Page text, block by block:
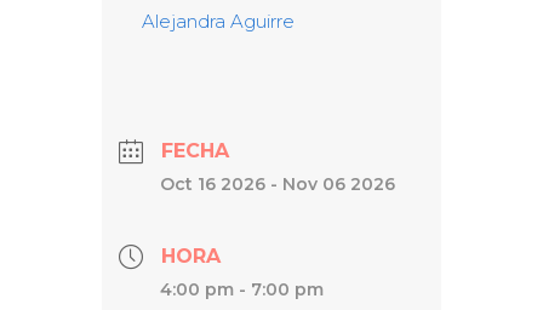
Alejandra Aguirre
FECHA
Oct 16 2026 - Nov 06 2026
HORA
4:00 pm - 7:00 pm